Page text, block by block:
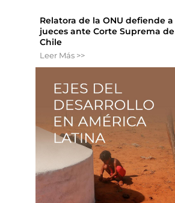
Relatora de la ONU defiende a
jueces ante Corte Suprema de
Chile
Leer Más >>